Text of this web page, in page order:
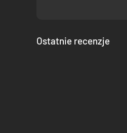
Ostatnie recenzje